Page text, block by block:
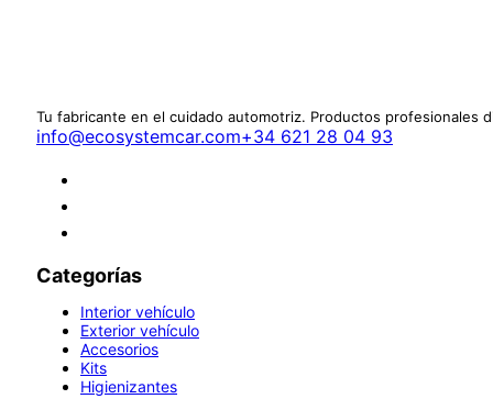
Tu fabricante en el cuidado automotriz. Productos profesionales
info@ecosystemcar.com+34 621 28 04 93
Categorías
Interior vehículo
Exterior vehículo
Accesorios
Kits
Higienizantes